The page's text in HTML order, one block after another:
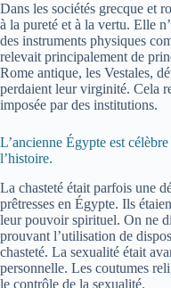
Dans les sociétés grecque et
à la pureté et à la vertu. Elle
des instruments physiques
relevait principalement de
Rome antique, les Vestales,
perdaient leur virginité. Cela
imposée par des institutions.
L’ancienne Égypte est
l’histoire.
La chasteté était parfois une
prêtresses en Égypte. Ils
leur pouvoir spirituel. On ne
prouvant l’utilisation de
chasteté. La sexualité était
personnelle. Les coutumes
le contrôle de la sexualité.